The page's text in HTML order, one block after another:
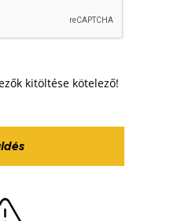
kitöltése kötelező!